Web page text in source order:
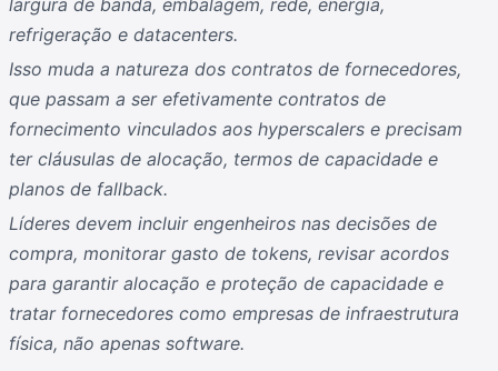
largura de banda, embalagem, rede, energia,
refrigeração e datacenters.
Isso muda a natureza dos contratos de fornecedores,
que passam a ser efetivamente contratos de
fornecimento vinculados aos hyperscalers e precisam
ter cláusulas de alocação, termos de capacidade e
planos de fallback.
Líderes devem incluir engenheiros nas decisões de
compra, monitorar gasto de tokens, revisar acordos
para garantir alocação e proteção de capacidade e
tratar fornecedores como empresas de infraestrutura
física, não apenas software.